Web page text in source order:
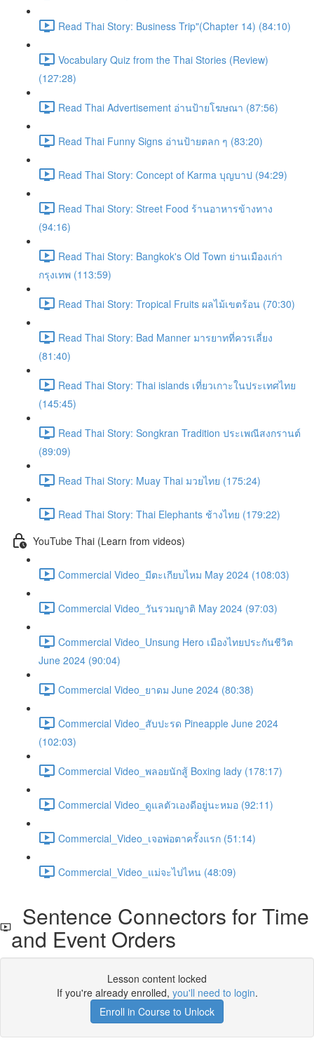
Read Thai Story: Business Trip"(Chapter 14) (84:10)
Vocabulary Quiz from the Thai Stories (Review)
(127:28)
Read Thai Advertisement อ่านป้ายโฆษณา (87:56)
Read Thai Funny Signs อ่านป้ายตลก ๆ (83:20)
Read Thai Story: Concept of Karma บุญบาป (94:29)
Read Thai Story: Street Food ร้านอาหารข้างทาง
(94:16)
Read Thai Story: Bangkok's Old Town ย่านเมืองเก่า
กรุงเทพ (113:59)
Read Thai Story: Tropical Fruits ผลไม้เขตร้อน (70:30)
Read Thai Story: Bad Manner มารยาทที่ควรเลี่ยง
(81:40)
Read Thai Story: Thai islands เที่ยวเกาะในประเทศไทย
(145:45)
Read Thai Story: Songkran Tradition ประเพณีสงกรานต์
(89:09)
Read Thai Story: Muay Thai มวยไทย (175:24)
Read Thai Story: Thai Elephants ช้างไทย (179:22)
YouTube Thai (Learn from videos)
Commercial Video_มีตะเกียบไหม May 2024 (108:03)
Commercial Video_วันรวมญาติ May 2024 (97:03)
Commercial Video_Unsung Hero เมืองไทยประกันชีวิต
June 2024 (90:04)
Commercial Video_ยาดม June 2024 (80:38)
Commercial Video_สับปะรด Pineapple June 2024
(102:03)
Commercial Video_พลอยนักสู้ Boxing lady (178:17)
Commercial Video_ดูแลตัวเองดีอยู่นะหมอ (92:11)
Commercial_Video_เจอพ่อตาครั้งแรก (51:14)
Commercial_Video_แม่จะไปไหน (48:09)
Sentence Connectors for Time
and Event Orders
Lesson content locked
If you're already enrolled, you'll need to login.
Enroll in Course to Unlock